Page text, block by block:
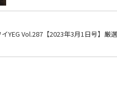
イYEG Vol.287【2023年3月1日号】